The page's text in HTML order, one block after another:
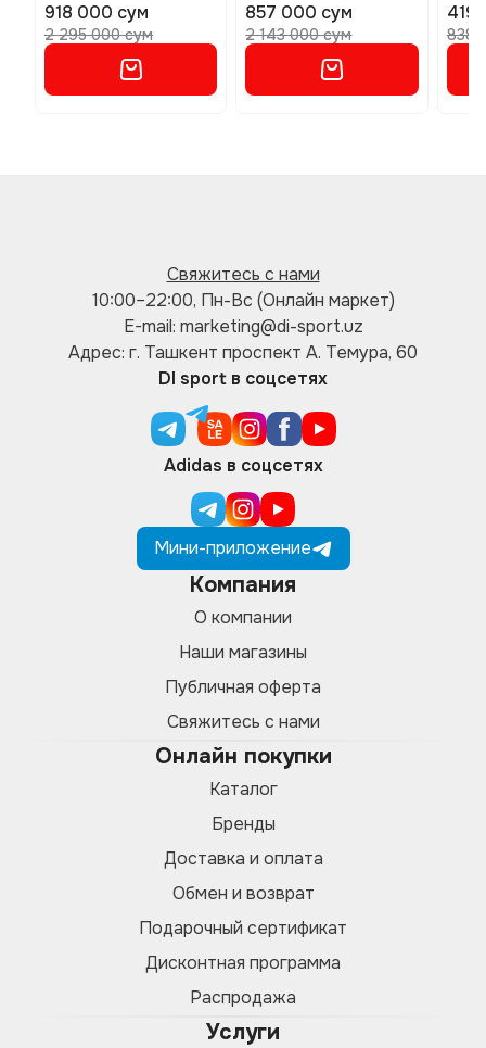
918 000 сум
2 295 000 сум
857 000 сум
2 143 000 сум
419
838
Свяжитесь с нами
10:00–22:00, Пн-Вс (Онлайн маркет)
E-mail: marketing@di-sport.uz
Адрес: г. Ташкент проспект А. Темура, 60
DI sport в соцсетях
Adidas в соцсетях
Мини-приложение
Компания
О компании
Наши магазины
Публичная оферта
Свяжитесь с нами
Онлайн покупки
Каталог
Бренды
Доставка и оплата
Обмен и возврат
Подарочный сертификат
Дисконтная программа
Распродажа
Услуги